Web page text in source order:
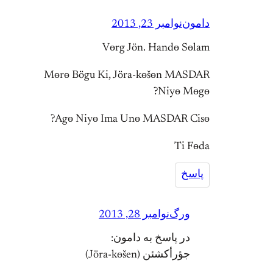
داموننوامبر 23, 2013
Vөrg Jön. Handө Sөlam
Mөrө Bögu Ki, Jöra-kөšөn MASDAR
Niyө Mөgө?
Agө Niyө Ima Unө MASDAR Cisө?
Ti Fөda
پاسخ
ورگنوامبر 28, 2013
در پاسخ به دامون:
جؤرأکشئن (Jöra-kөšen)